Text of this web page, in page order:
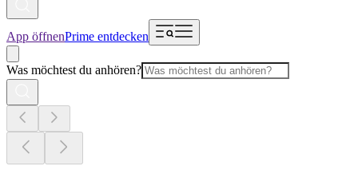
App öffnenPrime entdecken
Was möchtest du anhören?